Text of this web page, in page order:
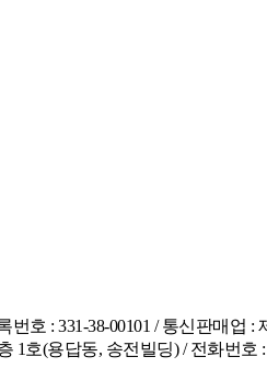
호 : 331-38-00101 / 통신판매업 :
호(용답동, 송전빌딩) / 전화번호 :